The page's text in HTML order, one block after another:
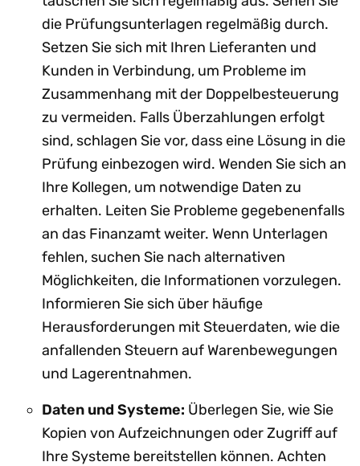
die Prüfungsunterlagen regelmäßig durch.
Setzen Sie sich mit Ihren Lieferanten und
Kunden in Verbindung, um Probleme im
Zusammenhang mit der Doppelbesteuerung
zu vermeiden. Falls Überzahlungen erfolgt
sind, schlagen Sie vor, dass eine Lösung in die
Prüfung einbezogen wird. Wenden Sie sich an
Ihre Kollegen, um notwendige Daten zu
erhalten. Leiten Sie Probleme gegebenenfalls
an das Finanzamt weiter. Wenn Unterlagen
fehlen, suchen Sie nach alternativen
Möglichkeiten, die Informationen vorzulegen.
Informieren Sie sich über häufige
Herausforderungen mit Steuerdaten, wie die
anfallenden Steuern auf Warenbewegungen
und Lagerentnahmen.
Daten und Systeme: Überlegen Sie, wie Sie
Kopien von Aufzeichnungen oder Zugriff auf
Ihre Systeme bereitstellen können. Achten